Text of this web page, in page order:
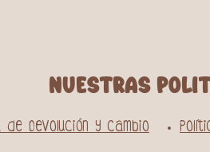
NUESTRAS
Devolución y Cambio